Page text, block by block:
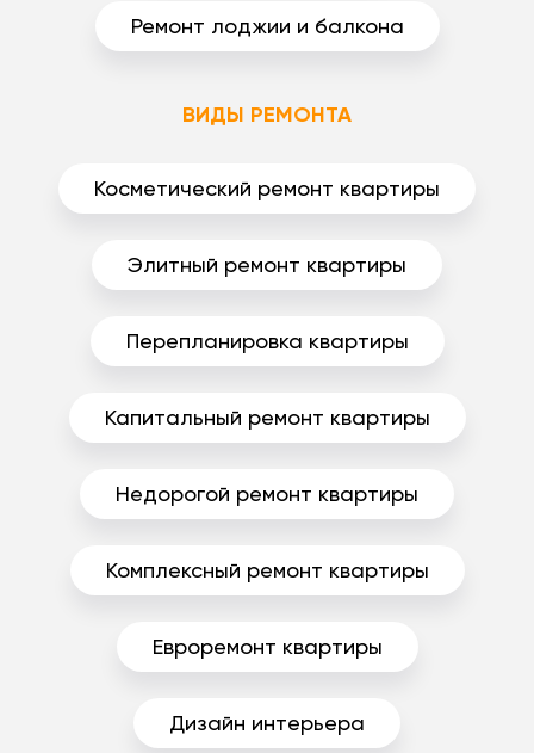
Ремонт лоджии и балкона
ВИДЫ РЕМОНТА
Косметический ремонт квартиры
Элитный ремонт квартиры
Перепланировка квартиры
Капитальный ремонт квартиры
Недорогой ремонт квартиры
Комплексный ремонт квартиры
Евроремонт квартиры
Дизайн интерьера